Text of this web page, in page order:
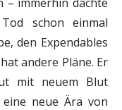
schon einmal
den Expendables
andere Pläne. Er
mit neuem Blut
neue Ära von